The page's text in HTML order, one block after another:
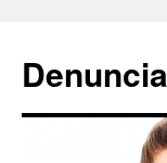
contenido